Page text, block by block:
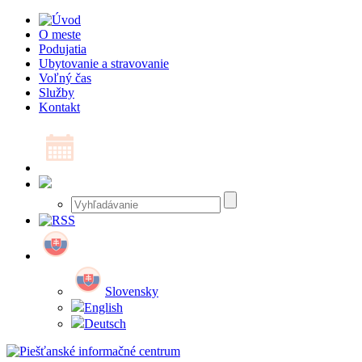
O meste
Podujatia
Ubytovanie a stravovanie
Voľný čas
Služby
Kontakt
Slovensky
English
Deutsch